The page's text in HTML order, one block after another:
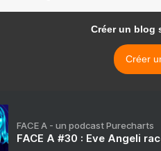
Créer un blog
Créer
FACE A - un podcast Purecharts
FACE A #30 : Eve Angeli